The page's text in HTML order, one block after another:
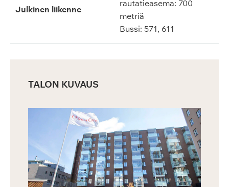
Julkinen liikenne
rautatieasema: 700
metriä
Bussi: 571, 611
TALON KUVAUS